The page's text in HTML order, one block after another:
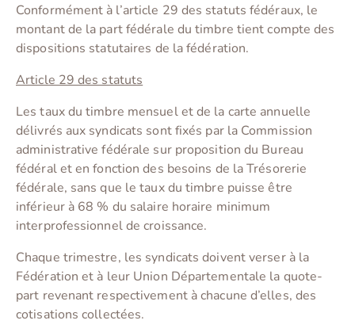
Conformément à l’article 29 des statuts fédéraux, le
montant de la part fédérale du timbre tient compte des
dispositions statutaires de la fédération.
Article 29 des statuts
Les taux du timbre mensuel et de la carte annuelle
délivrés aux syndicats sont fixés par la Commission
administrative fédérale sur proposition du Bureau
fédéral et en fonction des besoins de la Trésorerie
fédérale, sans que le taux du timbre puisse être
inférieur à 68 % du salaire horaire minimum
interprofessionnel de croissance.
Chaque trimestre, les syndicats doivent verser à la
Fédération et à leur Union Départementale la quote-
part revenant respectivement à chacune d’elles, des
cotisations collectées.